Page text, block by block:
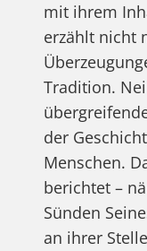
mit ihrem
erzählt nicht
Tradition.
der
Menschen.
berichtet –
Sünden
an ihrer